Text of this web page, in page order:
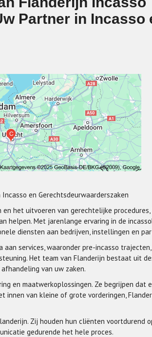
Partner in Incasso
en Gerechtsdeurwaarderszaken
het uitvoeren van gerechtelijke procedures,
helpen. Met jarenlange ervaring in de
diensten aan bedrijven, instellingen en
services, waaronder pre-incasso
Het team van Flanderijn bestaat uit
van uw zaken.
en maatwerkoplossingen. Ze begrijpen dat
innen van kleine of grote vorderingen,
Zij houden hun cliënten voortdurend
gedurende het hele proces.